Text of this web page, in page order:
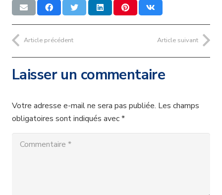
Article précédent Article suivant
Laisser un commentaire
Votre adresse e-mail ne sera pas publiée. Les champs
obligatoires sont indiqués avec*